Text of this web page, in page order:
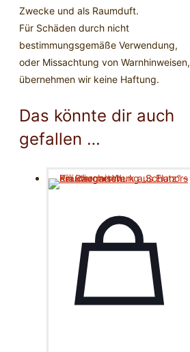
Zwecke und als Raumduft.
Für Schäden durch nicht
bestimmungsgemäße Verwendung,
oder Missachtung von Warnhinweisen,
übernehmen wir keine Haftung.
Das könnte dir auch
gefallen …